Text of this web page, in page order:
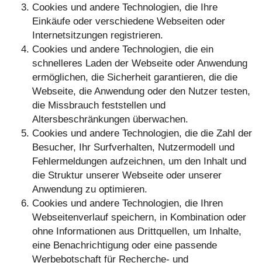
Cookies und andere Technologien, die Ihre
Einkäufe oder verschiedene Webseiten oder
Internetsitzungen registrieren.
Cookies und andere Technologien, die ein
schnelleres Laden der Webseite oder Anwendung
ermöglichen, die Sicherheit garantieren, die die
Webseite, die Anwendung oder den Nutzer testen,
die Missbrauch feststellen und
Altersbeschränkungen überwachen.
Cookies und andere Technologien, die die Zahl der
Besucher, Ihr Surfverhalten, Nutzermodell und
Fehlermeldungen aufzeichnen, um den Inhalt und
die Struktur unserer Webseite oder unserer
Anwendung zu optimieren.
Cookies und andere Technologien, die Ihren
Webseitenverlauf speichern, in Kombination oder
ohne Informationen aus Drittquellen, um Inhalte,
eine Benachrichtigung oder eine passende
Werbebotschaft für Recherche- und